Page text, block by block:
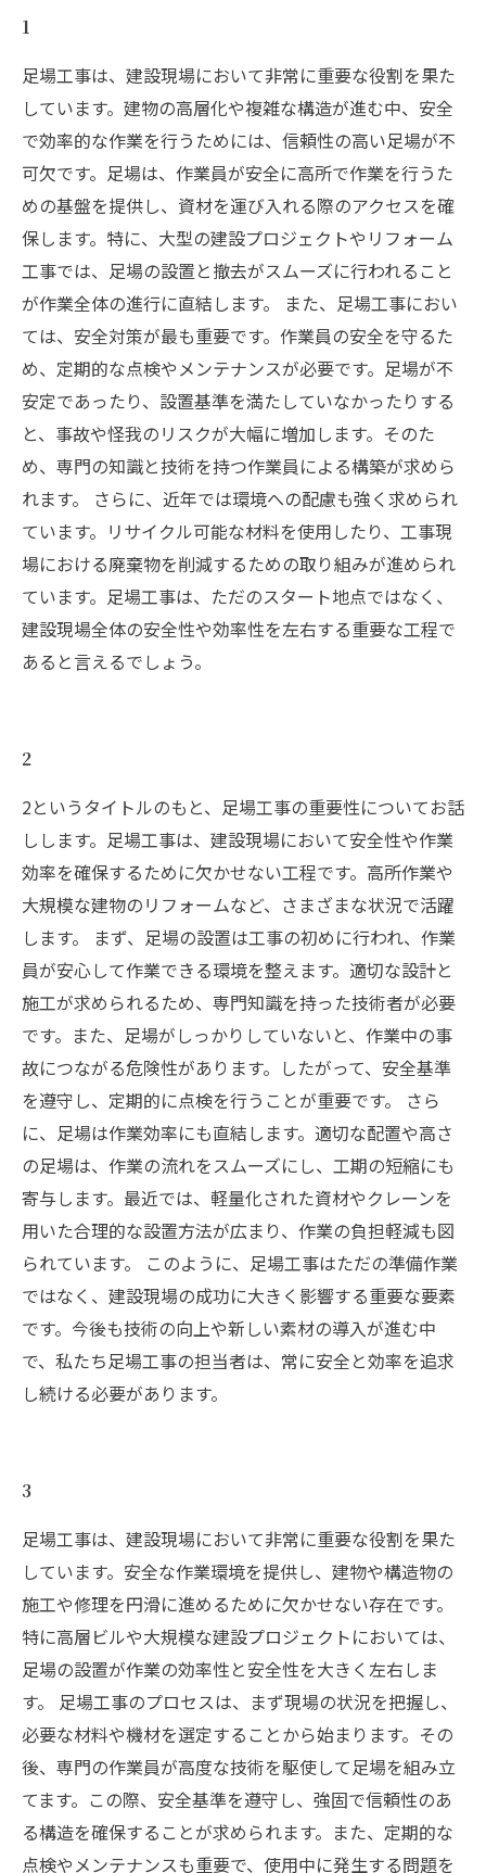
1
足場工事は、建設現場において非常に重要な役割を果た
しています。建物の高層化や複雑な構造が進む中、安全
で効率的な作業を行うためには、信頼性の高い足場が不
可欠です。足場は、作業員が安全に高所で作業を行うた
めの基盤を提供し、資材を運び入れる際のアクセスを確
保します。特に、大型の建設プロジェクトやリフォーム
工事では、足場の設置と撤去がスムーズに行われること
が作業全体の進行に直結します。 また、足場工事におい
ては、安全対策が最も重要です。作業員の安全を守るた
め、定期的な点検やメンテナンスが必要です。足場が不
安定であったり、設置基準を満たしていなかったりする
と、事故や怪我のリスクが大幅に増加します。そのた
め、専門の知識と技術を持つ作業員による構築が求めら
れます。 さらに、近年では環境への配慮も強く求められ
ています。リサイクル可能な材料を使用したり、工事現
場における廃棄物を削減するための取り組みが進められ
ています。足場工事は、ただのスタート地点ではなく、
建設現場全体の安全性や効率性を左右する重要な工程で
あると言えるでしょう。
2
2というタイトルのもと、足場工事の重要性についてお話
しします。足場工事は、建設現場において安全性や作業
効率を確保するために欠かせない工程です。高所作業や
大規模な建物のリフォームなど、さまざまな状況で活躍
します。 まず、足場の設置は工事の初めに行われ、作業
員が安心して作業できる環境を整えます。適切な設計と
施工が求められるため、専門知識を持った技術者が必要
です。また、足場がしっかりしていないと、作業中の事
故につながる危険性があります。したがって、安全基準
を遵守し、定期的に点検を行うことが重要です。 さら
に、足場は作業効率にも直結します。適切な配置や高さ
の足場は、作業の流れをスムーズにし、工期の短縮にも
寄与します。最近では、軽量化された資材やクレーンを
用いた合理的な設置方法が広まり、作業の負担軽減も図
られています。 このように、足場工事はただの準備作業
ではなく、建設現場の成功に大きく影響する重要な要素
です。今後も技術の向上や新しい素材の導入が進む中
で、私たち足場工事の担当者は、常に安全と効率を追求
し続ける必要があります。
3
足場工事は、建設現場において非常に重要な役割を果た
しています。安全な作業環境を提供し、建物や構造物の
施工や修理を円滑に進めるために欠かせない存在です。
特に高層ビルや大規模な建設プロジェクトにおいては、
足場の設置が作業の効率性と安全性を大きく左右しま
す。 足場工事のプロセスは、まず現場の状況を把握し、
必要な材料や機材を選定することから始まります。その
後、専門の作業員が高度な技術を駆使して足場を組み立
てます。この際、安全基準を遵守し、強固で信頼性のあ
る構造を確保することが求められます。また、定期的な
点検やメンテナンスも重要で、使用中に発生する問題を